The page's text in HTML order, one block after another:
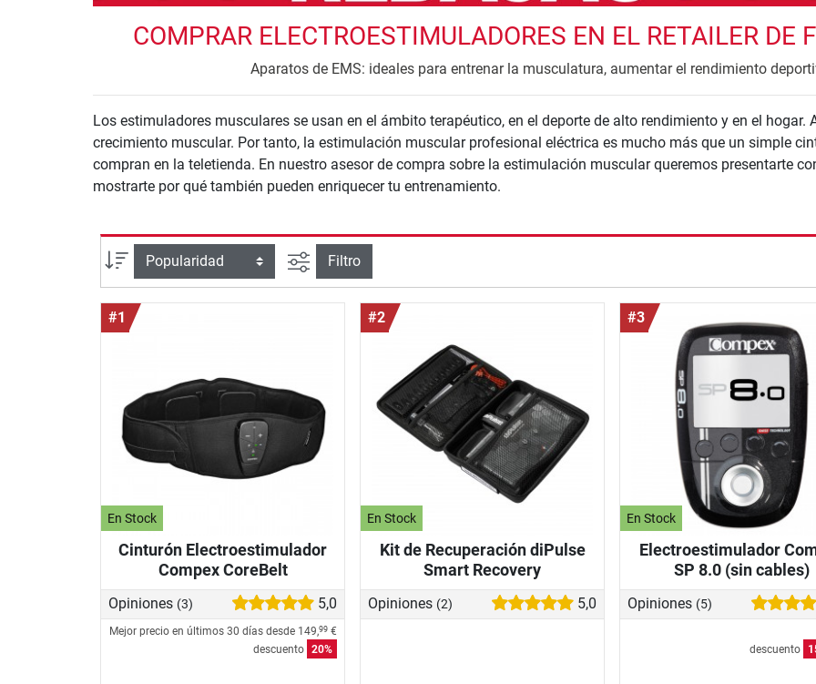
COMPRAR ELECTROESTIMULADORES EN EL RETAILER DE
Aparatos de EMS: ideales para entrenar la musculatura, aumentar el rendimiento
Los estimuladores musculares se usan en el ámbito terapéutico, en el deporte de alto rendimiento y en el
crecimiento muscular. Por tanto, la estimulación muscular profesional eléctrica es mucho más que un simple
compran en la teletienda. En nuestro asesor de compra sobre la estimulación muscular queremos presentarte
mostrarte por qué también pueden enriquecer tu entrenamiento.
Ordenar por Busqueda avanzada
Filtro
#1
En Stock
Cinturón Electroestimulador
Compex CoreBelt
Opiniones (3) 5,0
Mejor precio en últimos 30 días desde 149,99 €
descuento 20%
#2
En Stock
Kit de Recuperación diPulse
Smart Recovery
Opiniones (2) 5,0
#3
En Stock
Electroestimulador
SP 8.0 (sin cables)
Opiniones (5)
descuento